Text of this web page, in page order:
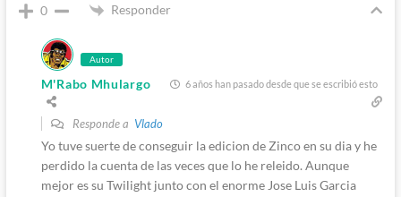
0 Responder
Autor
M'Rabo Mhulargo 6 años han pasado desde que se escribió esto
Responde a Vlado
Yo tuve suerte de conseguir la edicion de Zinco en su dia y he
perdido la cuenta de las veces que lo he releido. Aunque
mejor es su Twilight junto con el enorme Jose Luis Garcia